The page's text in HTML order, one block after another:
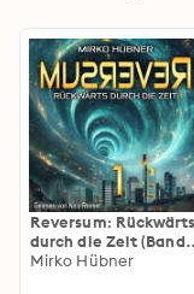
Reversum: Rückwärts
durch die Zeit (Band 1
der Reversum-
Mirko Hübner